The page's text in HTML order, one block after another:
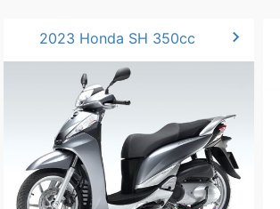
2023 Honda SH 350cc chevron_right